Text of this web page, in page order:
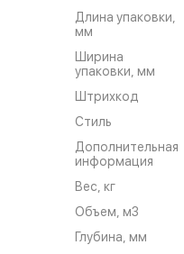
Длина упаковки,
мм
Ширина
упаковки, мм
Штрихкод
Стиль
Дополнительная
информация
Вес, кг
Объем, м3
Глубина, мм